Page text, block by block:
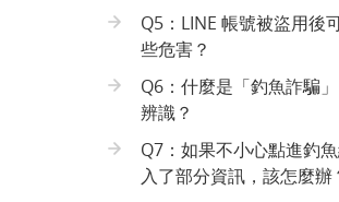
Q5：LINE 帳號被盜用後
些危害？
Q6：什麼是「釣魚詐騙
辨識？
Q7：如果不小心點進釣
入了部分資訊，該怎麼辦